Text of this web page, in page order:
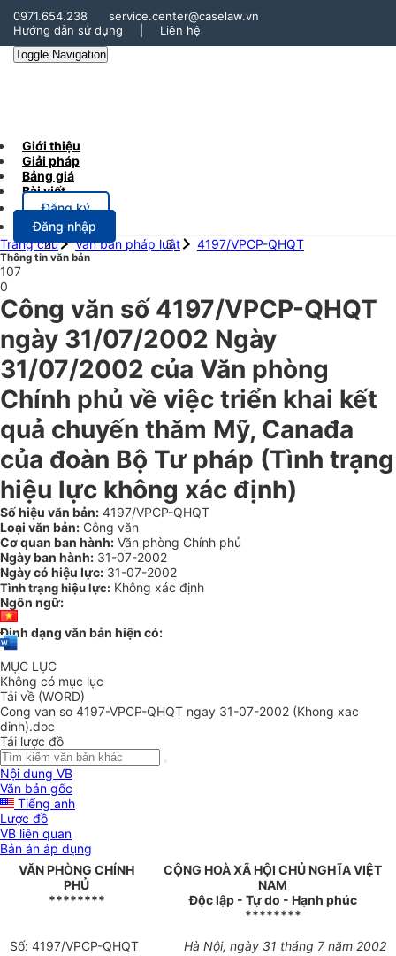
0971.654.238
service.center@caselaw.vn
Hướng dẫn sử dụng
Liên hệ
Toggle Navigation
Giới thiệu
Giải pháp
Bảng giá
Bài viết
Đăng ký
Đăng nhập
Trang chủ
Văn bản pháp luật 4197/VPCP-QHQT
Thông tin văn bản
107
0
Công văn số 4197/VPCP-QHQT
ngày 31/07/2002 Ngày
31/07/2002 của Văn phòng
Chính phủ về việc triển khai kết
quả chuyến thăm Mỹ, Canađa
của đoàn Bộ Tư pháp (Tình trạng
hiệu lực không xác định)
Số hiệu văn bản: 4197/VPCP-QHQT
Loại văn bản: Công văn
Cơ quan ban hành: Văn phòng Chính phủ
Ngày ban hành: 31-07-2002
Ngày có hiệu lực: 31-07-2002
Tình trạng hiệu lực: Không xác định
Ngôn ngữ:
Định dạng văn bản hiện có:
MỤC LỤC
Không có mục lục
Tải về (WORD)
Cong van so 4197-VPCP-QHQT ngay 31-07-2002 (Khong xac
dinh).doc
Tải lược đồ
Nội dung VB
Văn bản gốc
Tiếng anh
Lược đồ
VB liên quan
Bản án áp dụng
VĂN PHÒNG CHÍNH
PHỦ
********
CỘNG HOÀ XÃ HỘI CHỦ NGHĨA VIỆT
NAM
Độc lập - Tự do - Hạnh phúc
********
Số: 4197/VPCP-QHQT Hà Nội, ngày 31 tháng 7 năm 2002